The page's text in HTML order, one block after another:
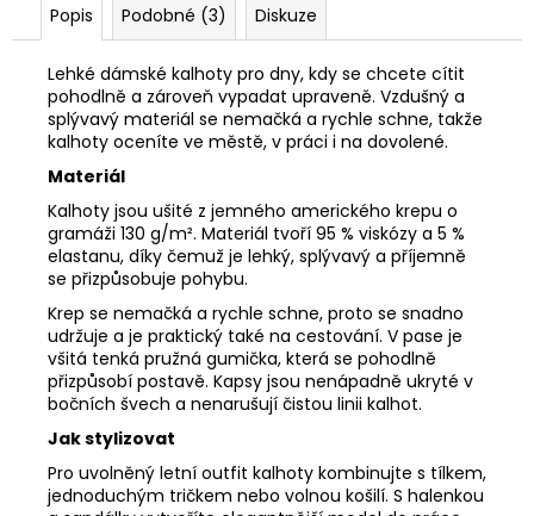
Popis Podobné (3) Diskuze
Lehké dámské kalhoty pro dny, kdy se chcete cítit
pohodlně a zároveň vypadat upraveně. Vzdušný a
splývavý materiál se nemačká a rychle schne, takže
kalhoty oceníte ve městě, v práci i na dovolené.
Materiál
Kalhoty jsou ušité z jemného amerického krepu o
gramáži 130 g/m². Materiál tvoří 95 % viskózy a 5 %
elastanu, díky čemuž je lehký, splývavý a příjemně
se přizpůsobuje pohybu.
Krep se nemačká a rychle schne, proto se snadno
udržuje a je praktický také na cestování. V pase je
všitá tenká pružná gumička, která se pohodlně
přizpůsobí postavě. Kapsy jsou nenápadně ukryté v
bočních švech a nenarušují čistou linii kalhot.
Jak stylizovat
Pro uvolněný letní outfit kalhoty kombinujte s tílkem,
jednoduchým tričkem nebo volnou košilí. S halenkou